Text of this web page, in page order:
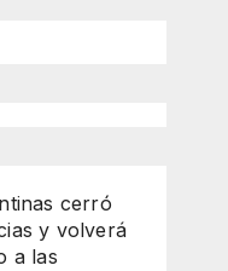
cerró
y volverá
a las